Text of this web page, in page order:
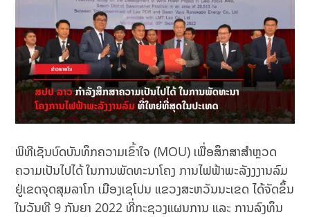
ພິທີເຊັນບົດບັນທຶກຄວາມເຂົ້າໃຈ (MOU) ເພື່ອສຶກສາສໍາຫຼວດ
ຄວາມເປັນໄປໄດ້ ໃນການພັດທະນາໂຄງ ການໄຟຟ້າພະລັງງງານລົມ
ຢູ່ເຂດຈຸດສຸມລາໂກ ເມືອງເຊໂປນ ແຂວງສະຫວັນນະເຂດ ໄດ້ຈັດຂຶ້ນ
ໃນວັນທີ 9 ກັນຍາ 2022 ທີ່ກະຊວງແຜນການ ແລະ ການລົງທຶນ